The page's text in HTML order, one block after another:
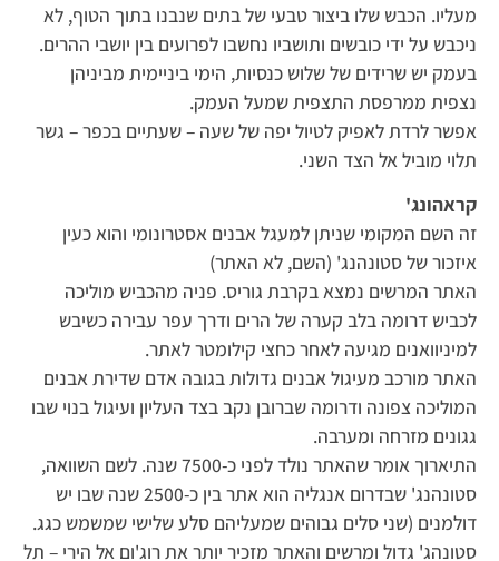
מעליו. הכבש שלו ביצור טבעי של בתים שנבנו בתוך הטוף, לא
ניכבש על ידי כובשים ותושביו נחשבו לפרועים בין יושבי ההרים.
בעמק יש שרידים של שלוש כנסיות, הימי ביניימית מביניהן
נצפית ממרפסת התצפית שמעל העמק.
אפשר לרדת לאפיק לטיול יפה של שעה – שעתיים בכפר – גשר
תלוי מוביל אל הצד השני.
קראהונג'
זה השם המקומי שניתן למעגל אבנים אסטרונומי והוא כעין
איזכור של סטונהנג' (השם, לא האתר)
האתר המרשים נמצא בקרבת גוריס. פניה מהכביש מוליכה
לכביש דרומה בלב קערה של הרים ודרך עפר עבירה כשיבש
למיניוואנים מגיעה לאחר כחצי קילומטר לאתר.
האתר מורכב מעיגול אבנים גדולות בגובה אדם שדירת אבנים
המוליכה צפונה ודרומה שברובן נקב בצד העליון ועיגול בנוי שבו
גגונים מזרחה ומערבה.
התיארוך אומר שהאתר נולד לפני כ-7500 שנה. לשם השוואה,
סטונהנג' שבדרום אנגליה הוא אתר בין כ-2500 שנה שבו יש
דולמנים (שני סלים גבוהים שמעליהם סלע שלישי שמשמש כגג.
סטונהג' גדול ומרשים והאתר מזכיר יותר את רוג'ום אל הירי – תל